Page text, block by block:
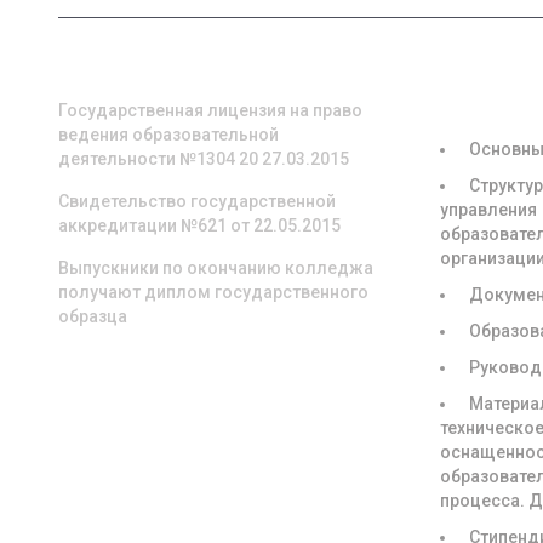
Государственная лицензия на право
ведения образовательной
деятельности №1304 20 27.03.2015
Свидетельство государственной
аккредитации №621 от 22.05.2015
Выпускники по окончанию колледжа
получают диплом государственного
образца
управления
процесса.